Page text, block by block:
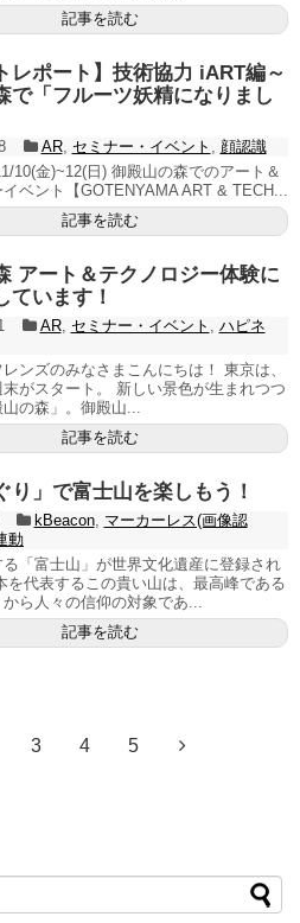
記事を読む
レポート】技術協力 iART編～
で「フルーツ妖精になりまし
AR, セミナー・イベント , 顔認識
10(金)~12(日) 御殿山の森でのアート＆
ベント【GOTENYAMA ART & TECH...
記事を読む
アート＆テクノロジー体験に
ています！
AR, セミナー・イベント , ハピネ
ンズのみなさまこんにちは！ 東京は、
がスタート。 新しい景色が生まれつつ
の森」。御殿山...
記事を読む
り」で富士山を楽しもう！
kBeacon, マーカーレス(画像認
動
「富士山」が世界文化遺産に登録され
を代表するこの貴い山は、最高峰である
から人々の信仰の対象であ...
記事を読む
3 4 5